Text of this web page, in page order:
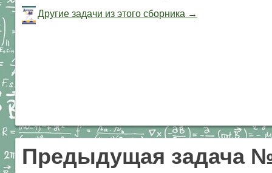
Другие задачи из этого сборника →
Предыдущая задача